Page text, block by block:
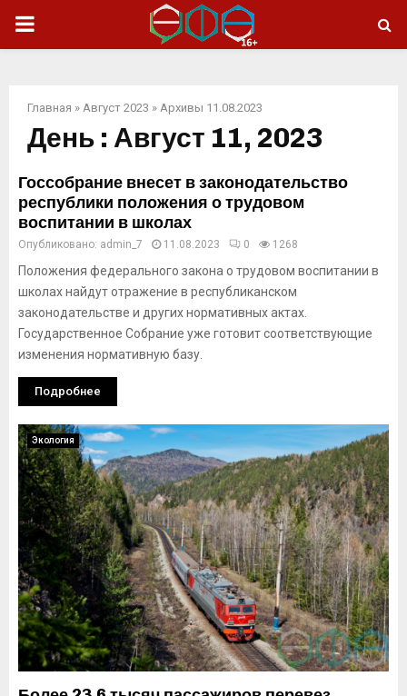
ОСНОВНОЕ
Главная » Август 2023 » Архивы 11.08.2023
День : Август 11, 2023
Госсобрание внесет в законодательство
республики положения о трудовом
воспитании в школах
Опубликовано: admin_7 11.08.2023 0 1268
Положения федерального закона о трудовом воспитании в
школах найдут отражение в республиканском
законодательстве и других нормативных актах.
Государственное Собрание уже готовит соответствующие
изменения нормативную базу.
Подробнее
Экология